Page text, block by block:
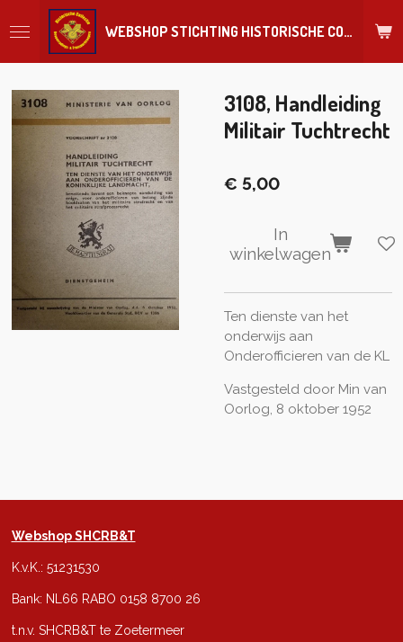
direct
hoofdinhoud
WEBSHOP STICHTING HISTORISCHE COLLECTIE REGIMENT
3108, Handleiding
Militair Tuchtrecht
€ 5,00
In
winkelwagen
Ten dienste van het
onderwijs aan
Onderofficieren van de KL
Vastgesteld door Min van
Oorlog, 8 oktober 1952
Webshop SHCRB&T
K.v.K.: 51231530
Bank: NL66 RABO 0158 8700 26
t.n.v. SHCRB&T te Zoetermeer